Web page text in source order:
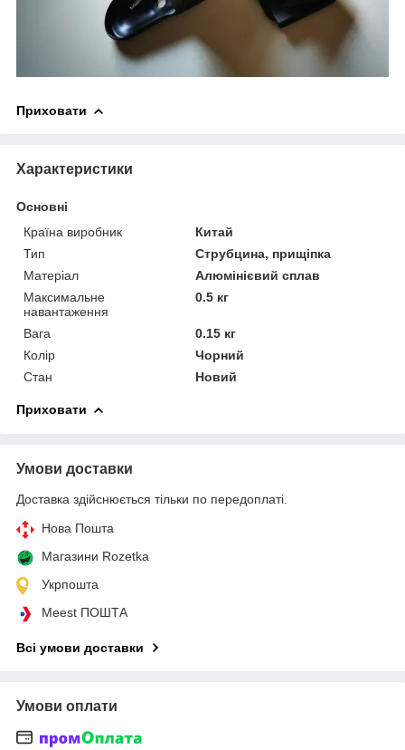
Приховати
Характеристики
Основні
Країна виробник
Китай
Тип
Струбцина, прищіпка
Матеріал
Алюмінієвий сплав
Максимальне
навантаження
0.5 кг
Вага
0.15 кг
Колір
Чорний
Стан
Новий
Приховати
Умови доставки
Доставка здійснюється тільки по передоплаті.
Нова Пошта
Магазини Rozetka
Укрпошта
Meest ПОШТА
Всі умови доставки
Умови оплати